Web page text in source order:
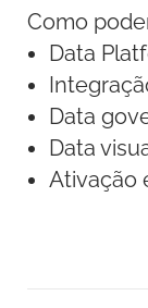
Como
Data
Data
Data
Ativação